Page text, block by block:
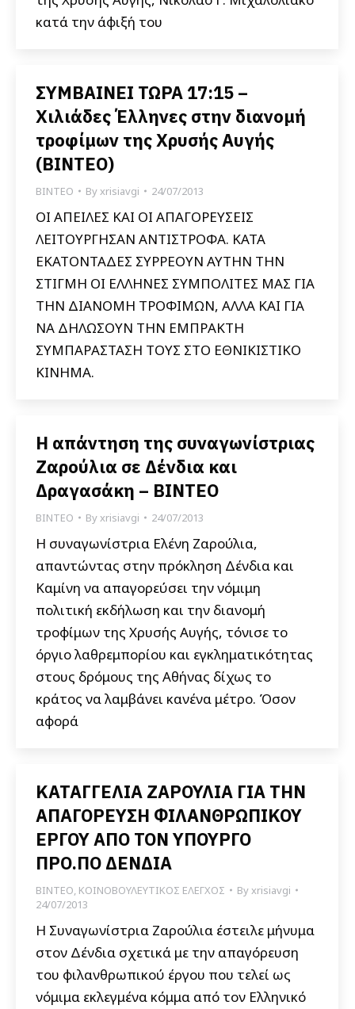
κατά την άφιξή του
ΣΥΜΒΑΙΝΕΙ ΤΩΡΑ 17:15 –
Χιλιάδες Έλληνες στην διανομή
τροφίμων της Χρυσής Αυγής
(ΒΙΝΤΕΟ)
ΒΙΝΤΕΟ Byxrisiavgi 24/07/2013
ΟΙ ΑΠΕΙΛΕΣ ΚΑΙ ΟΙ ΑΠΑΓΟΡΕΥΣΕΙΣ
ΛΕΙΤΟΥΡΓΗΣΑΝ ΑΝΤΙΣΤΡΟΦΑ. ΚΑΤΑ
ΕΚΑΤΟΝΤΑΔΕΣ ΣΥΡΡΕΟΥΝ ΑΥΤΗΝ ΤΗΝ
ΣΤΙΓΜΗ ΟΙ ΕΛΛΗΝΕΣ ΣΥΜΠΟΛΙΤΕΣ ΜΑΣ ΓΙΑ
ΤΗΝ ΔΙΑΝΟΜΗ ΤΡΟΦΙΜΩΝ, ΑΛΛΑ ΚΑΙ ΓΙΑ
ΝΑ ΔΗΛΩΣΟΥΝ ΤΗΝ ΕΜΠΡΑΚΤΗ
ΣΥΜΠΑΡΑΣΤΑΣΗ ΤΟΥΣ ΣΤΟ ΕΘΝΙΚΙΣΤΙΚΟ
ΚΙΝΗΜΑ.
Η απάντηση της συναγωνίστριας
Ζαρούλια σε Δένδια και
Δραγασάκη – ΒΙΝΤΕΟ
ΒΙΝΤΕΟ Byxrisiavgi 24/07/2013
Η συναγωνίστρια Ελένη Ζαρούλια,
απαντώντας στην πρόκληση Δένδια και
Καμίνη να απαγορεύσει την νόμιμη
πολιτική εκδήλωση και την διανομή
τροφίμων της Χρυσής Αυγής, τόνισε το
όργιο λαθρεμπορίου και εγκληματικότητας
στους δρόμους της Αθήνας δίχως το
κράτος να λαμβάνει κανένα μέτρο. Όσον
αφορά
ΚΑΤΑΓΓΕΛΙΑ ΖΑΡΟΥΛΙΑ ΓΙΑ ΤΗΝ
ΑΠΑΓΟΡΕΥΣΗ ΦΙΛΑΝΘΡΩΠΙΚΟΥ
ΕΡΓΟΥ ΑΠΟ ΤΟΝ ΥΠΟΥΡΓΟ
ΠΡΟ.ΠΟ ΔΕΝΔΙΑ
ΒΙΝΤΕΟ, ΚΟΙΝΟΒΟΥΛΕΥΤΙΚΟΣ ΕΛΕΓΧΟΣ Byxrisiavgi
24/07/2013
Η Συναγωνίστρια Ζαρούλια έστειλε μήνυμα
στον Δένδια σχετικά με την απαγόρευση
του φιλανθρωπικού έργου που τελεί ως
νόμιμα εκλεγμένα κόμμα από τον Ελληνικό